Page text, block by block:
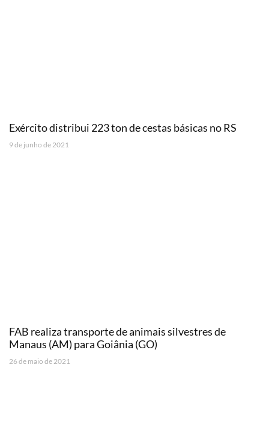
Exército distribui 223 ton de cestas básicas no RS
9 de junho de 2021
FAB realiza transporte de animais silvestres de
Manaus (AM) para Goiânia (GO)
26 de maio de 2021